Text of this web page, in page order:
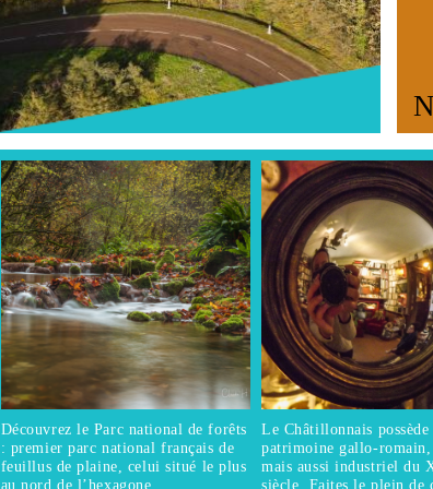
Découvrez le Parc national de forêts
: premier parc national français de
feuillus de plaine, celui situé le plus
au nord de l’hexagone.
Le Châtillonnais
patrimoine gallo-
mais aussi industriel du
siècle. Faites le plein de